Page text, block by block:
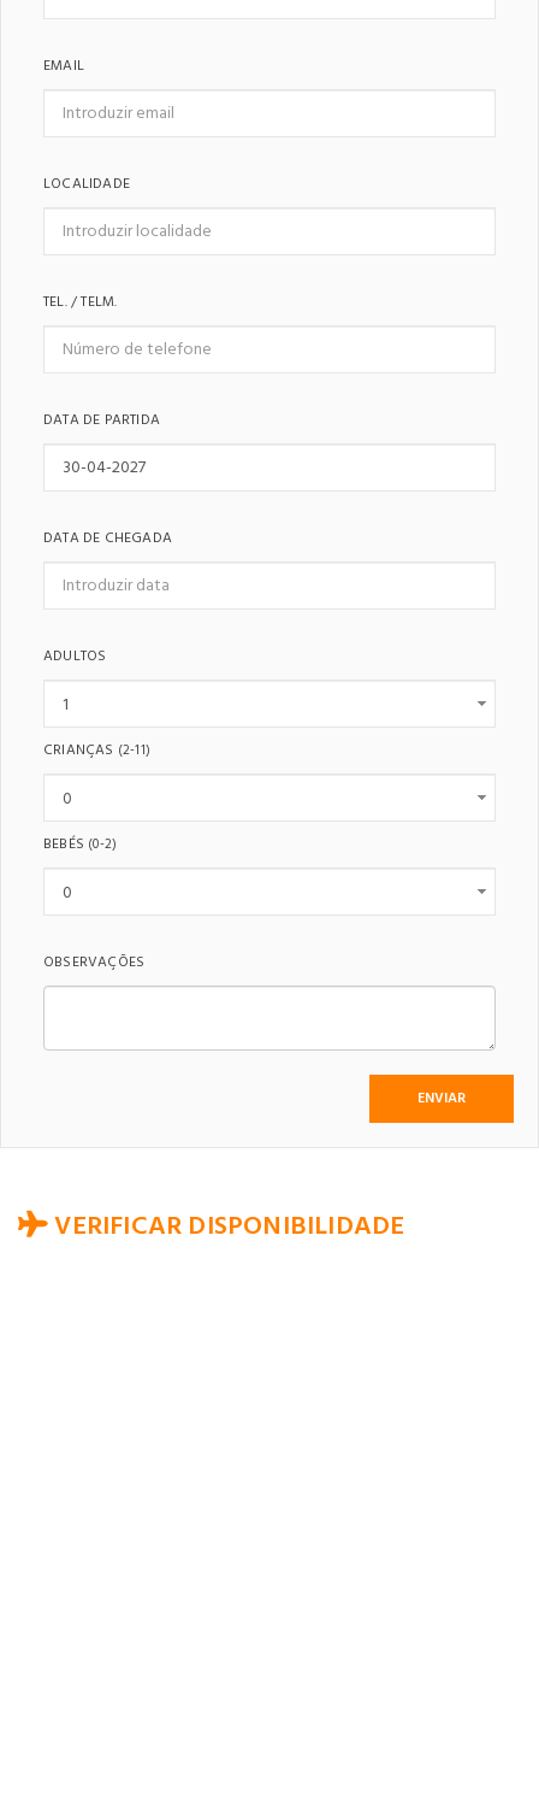
EMAIL
LOCALIDADE
TEL. / TELM.
DATA DE PARTIDA
DATA DE CHEGADA
ADULTOS
CRIANÇAS (2-11)
BEBÉS (0-2)
OBSERVAÇÕES
VERIFICAR DISPONIBILIDADE